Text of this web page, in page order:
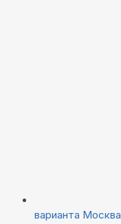
варианта Москва